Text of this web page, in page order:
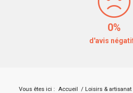
0%
d'avis
Vous êtes ici : Accueil / Loisirs & artisanat